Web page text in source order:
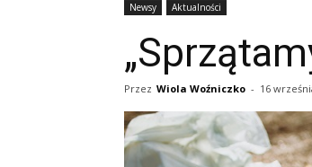
Newsy Aktualności
Przez Wiola Woźniczko - 16